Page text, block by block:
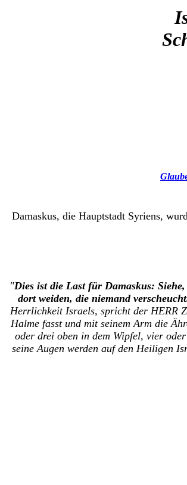
Damaskus, die Hauptstadt Syriens,
"Dies ist die Last für Damaskus:
dort weiden, die niemand
Herrlichkeit Israels, spricht der HERR
Halme fasst und mit seinem Arm die
oder drei oben in dem Wipfel, vier
seine Augen werden auf den Heiligen